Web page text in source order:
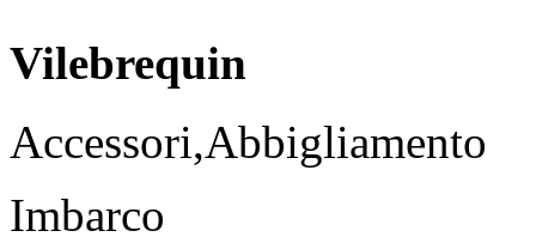
Vilebrequin
Accessori,Abbigliamento
Imbarco